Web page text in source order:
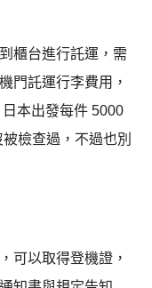
櫃台進行託運，需
門託運行李費用，
本出發每件 5000
檢查過，不過也別
可以取得登機證，